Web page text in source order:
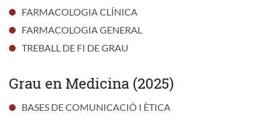
FARMACOLOGIA CLÍNICA
FARMACOLOGIA GENERAL
TREBALL DE FI DE GRAU
Grau en Medicina (2025)
BASES DE COMUNICACIÓ I ÈTICA